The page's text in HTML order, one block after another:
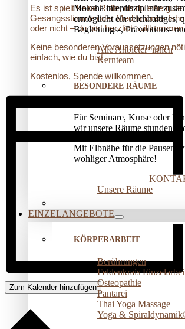
Moksha interdisziplinär
ermöglicht ein reichhaltiges,
Begleitungs-, Präventions­-
Alle Anbieter*innen
Kernteam
BESONDERE RÄUME
Für Seminare, Kurse oder
wir unsere Räume stunden-
Mit Elbnähe für die Pausen,
wohliger Atmosphäre!
Unsere Räume
EINZELANGEBOTE
KÖRPERARBEIT
Berührungen
Feldenkrais
Osteopathie
Pantarei
Thai Yoga Massage
Yoga &
Es ist spielt keine Rolle, ob du eine gute
Gesangsstimme oder
oder nicht – du bist herzlich
Keine besonderen Voraussetzungen
einfach, wie du bist.
Kostenlos, Spende willkommen.
Zum Kalender hinzufügen